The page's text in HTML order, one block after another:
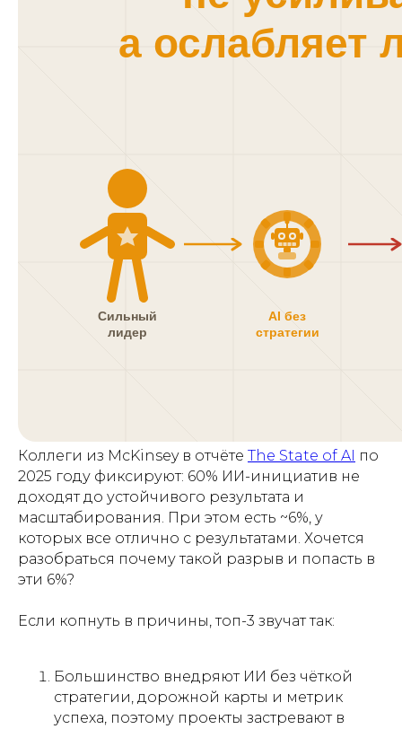
Коллеги из McKinsey в отчёте The State of AI по
2025 году фиксируют: 60% ИИ-инициатив не
доходят до устойчивого результата и
масштабирования. При этом есть ~6%, у
которых все отлично с результатами. Хочется
разобраться почему такой разрыв и попасть в
эти 6%?
Если копнуть в причины, топ-3 звучат так:
Большинство внедряют ИИ без чёткой
стратегии, дорожной карты и метрик
успеха, поэтому проекты застревают в